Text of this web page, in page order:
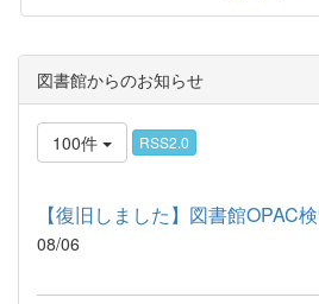
図書館からのお知らせ
100件 RSS2.0
【復旧しました】図書館OPAC
08/06